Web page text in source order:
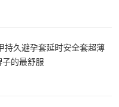
持久避孕套延时安全套超薄
的最舒服